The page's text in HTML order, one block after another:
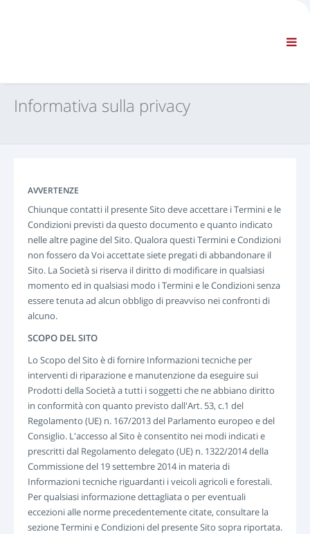
NAVIGAZIONE STANDARD
CONDIZIONI CONTRATTUALI
Tempari / Attrezzature
Special Tools
Strumenti di Diagnosi
ECUs Re-programming
Rescue Material
LOGIN
REGISTRAZIONE
Informativa sulla privacy
AVVERTENZE
Chiunque contatti il presente Sito deve accettare i Termini e le
Condizioni previsti da questo documento e quanto indicato
nelle altre pagine del Sito. Qualora questi Termini e Condizioni
non fossero da Voi accettate siete pregati di abbandonare il
Sito. La Società si riserva il diritto di modificare in qualsiasi
momento ed in qualsiasi modo i Termini e le Condizioni senza
essere tenuta ad alcun obbligo di preavviso nei confronti di
alcuno.
SCOPO DEL SITO
Lo Scopo del Sito è di fornire Informazioni tecniche per
interventi di riparazione e manutenzione da eseguire sui
Prodotti della Società a tutti i soggetti che ne abbiano diritto
in conformità con quanto previsto dall'Art. 53, c.1 del
Regolamento (UE) n. 167/2013 del Parlamento europeo e del
Consiglio. L'accesso al Sito è consentito nei modi indicati e
prescritti dal Regolamento delegato (UE) n. 1322/2014 della
Commissione del 19 settembre 2014 in materia di
Informazioni tecniche riguardanti i veicoli agricoli e forestali.
Per qualsiasi informazione dettagliata o per eventuali
eccezioni alle norme precedentemente citate, consultare la
sezione Termini e Condizioni del presente Sito sopra riportata.